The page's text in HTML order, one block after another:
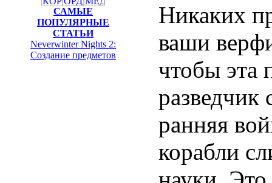
САМЫЕ
ПОПУЛЯРНЫЕ
СТАТЬИ
Neverwinter Nights 2:
Cоздание предметов
Никаких
ваши
чтобы эта
разведчик
ранняя
корабли